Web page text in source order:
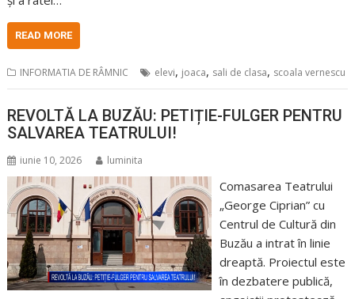
READ MORE
INFORMATIA DE RÂMNIC elevi, joaca, sali de clasa, scoala vernescu
REVOLTĂ LA BUZĂU: PETIȚIE-FULGER PENTRU
SALVAREA TEATRULUI!
iunie 10, 2026 luminita
Comasarea Teatrului
„George Ciprian” cu
Centrul de Cultură din
Buzău a intrat în linie
dreaptă. Proiectul este
în dezbatere publică,